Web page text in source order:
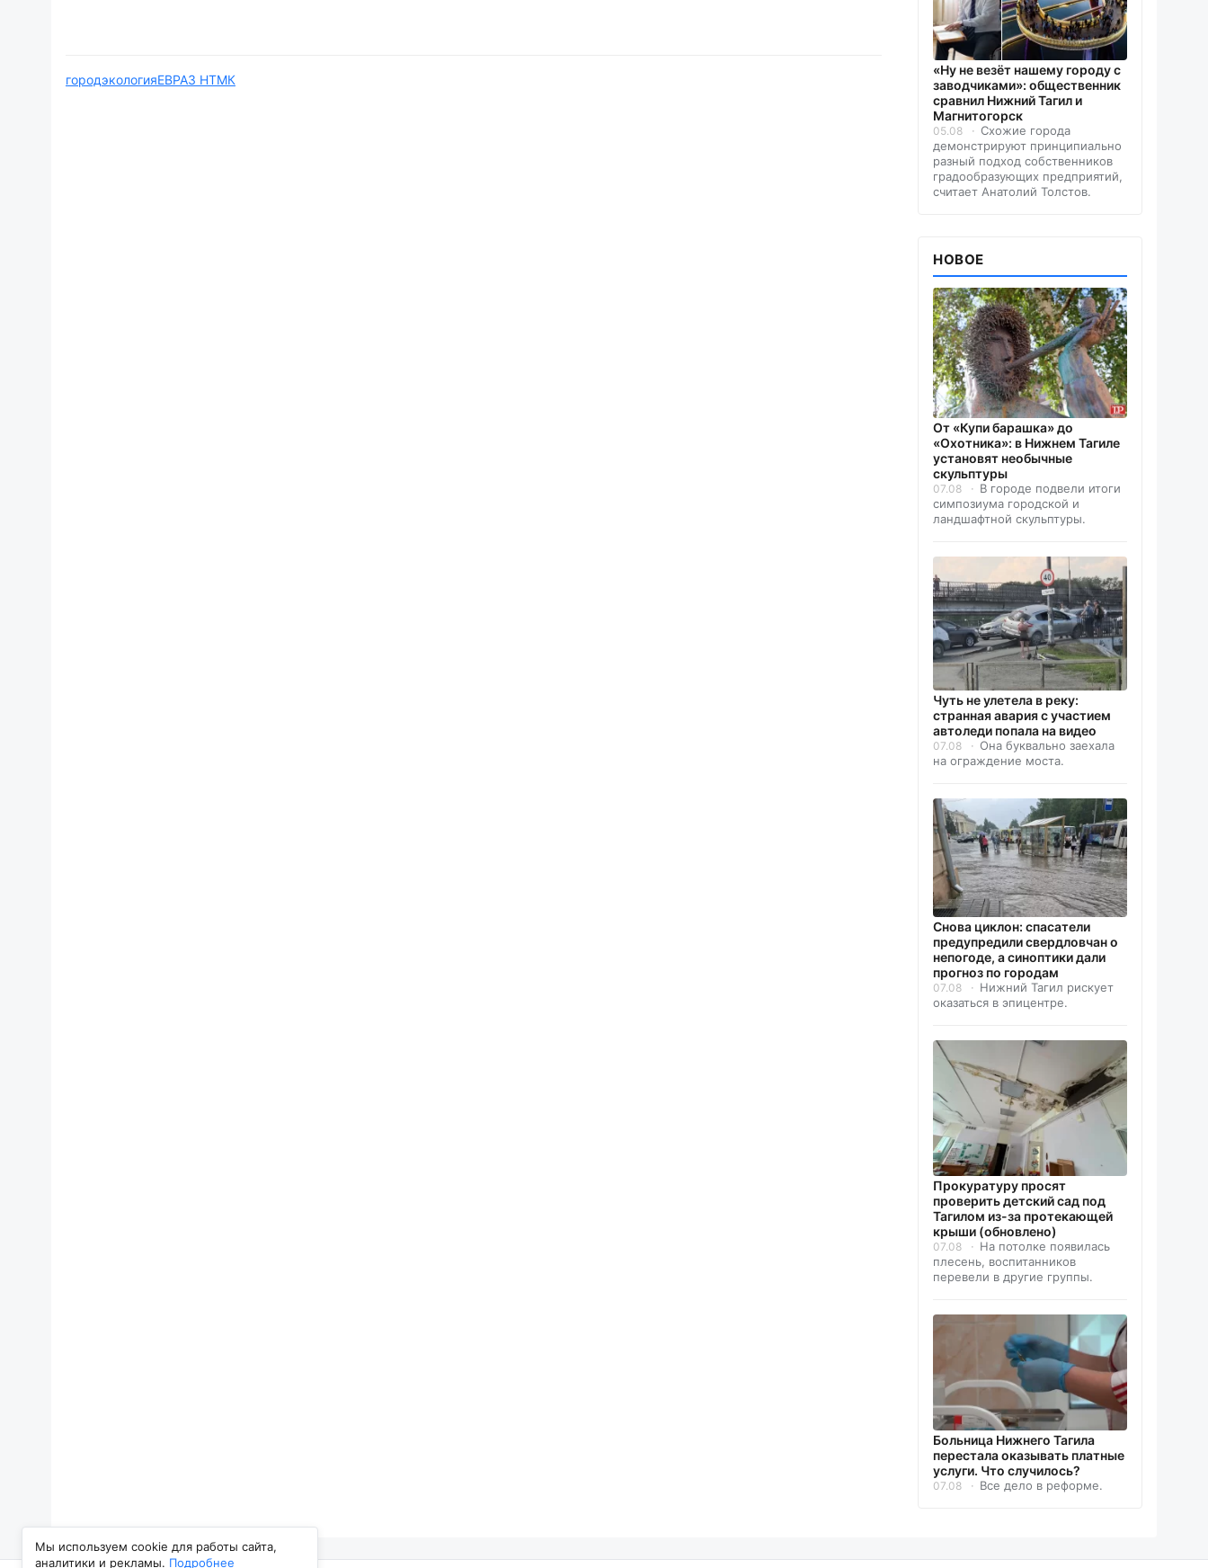
Мы используем cookie для работы сайта,
аналитики и рекламы. Подробнее
городэкологияЕВРАЗ НТМК
«Ну не везёт нашему городу с
заводчиками»: общественник
сравнил Нижний Тагил и
Магнитогорск
05.08
Схожие города
демонстрируют принципиально
разный подход собственников
градообразующих предприятий,
считает Анатолий Толстов.
НОВОЕ
От «Купи барашка» до
«Охотника»: в Нижнем Тагиле
установят необычные
скульптуры
07.08
В городе подвели итоги
симпозиума городской и
ландшафтной скульптуры.
Чуть не улетела в реку:
странная авария с участием
автоледи попала на видео
07.08
Она буквально заехала
на ограждение моста.
Снова циклон: спасатели
предупредили свердловчан о
непогоде, а синоптики дали
прогноз по городам
07.08
Нижний Тагил рискует
оказаться в эпицентре.
Прокуратуру просят
проверить детский сад под
Тагилом из-за протекающей
крыши (обновлено)
07.08
На потолке появилась
плесень, воспитанников
перевели в другие группы.
Больница Нижнего Тагила
перестала оказывать платные
услуги. Что случилось?
07.08 Все дело в реформе.